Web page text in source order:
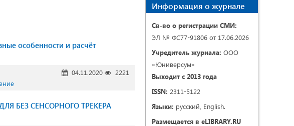
особенности и расчёт
04.11.2020
2221
БЕЗ СЕНСОРНОГО ТРЕКЕРА
Информация о журнале
Св-во о регистрации СМИ:
ЭЛ № ФС77-91806 от 17.06.2026
Учредитель журнала: ООО
«Юниверсум»
Выходит с 2013 года
ISSN: 2311-5122
Языки: русский, English.
Размещается в eLIBRARY.RU